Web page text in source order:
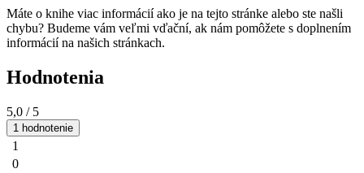
Máte o knihe viac informácií ako je na tejto stránke alebo ste našli
chybu? Budeme vám veľmi vďační, ak nám pomôžete s doplnením
informácií na našich stránkach.
Hodnotenia
5,0 / 5
1 hodnotenie
1
0